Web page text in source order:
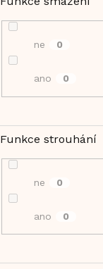
ne 0
ano 0
Funkce strouhání
ne 0
ano 0